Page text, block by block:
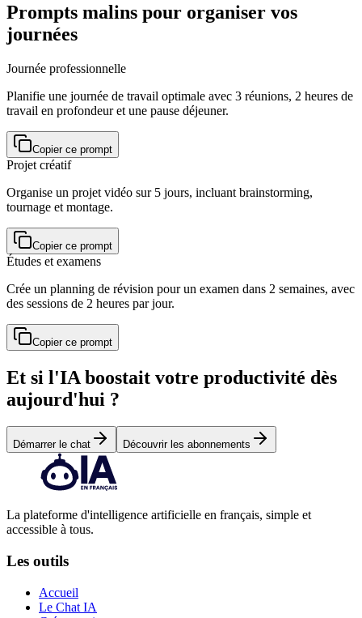
Prompts malins pour organiser vos
journées
Journée professionnelle
Planifie une journée de travail optimale avec 3 réunions, 2 heures de
travail en profondeur et une pause déjeuner.
Copier ce prompt
Projet créatif
Organise un projet vidéo sur 5 jours, incluant brainstorming,
tournage et montage.
Copier ce prompt
Études et examens
Crée un planning de révision pour un examen dans 2 semaines, avec
des sessions de 2 heures par jour.
Copier ce prompt
Et si l'IA boostait votre productivité dès
aujourd'hui ?
Démarrer le chat Découvrir les abonnements
La plateforme d'intelligence artificielle en français, simple et
accessible à tous.
Les outils
Accueil
Le Chat IA